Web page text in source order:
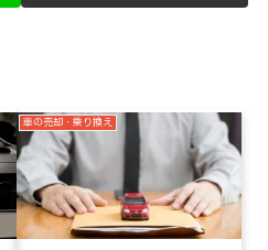
車の売却・乗り換え